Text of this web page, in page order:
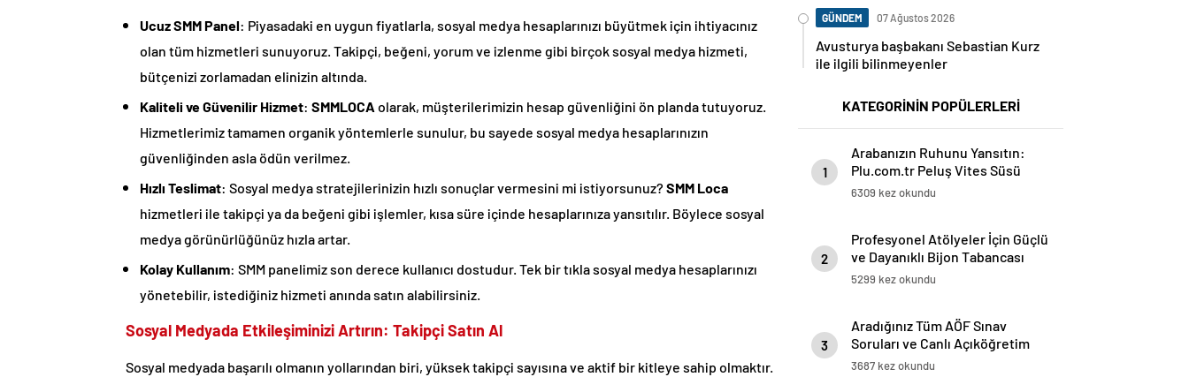
Ucuz SMM Panel: Piyasadaki en uygun fiyatlarla, sosyal medya hesaplarınızı büyütmek için ihtiyacınız
olan tüm hizmetleri sunuyoruz. Takipçi, beğeni, yorum ve izlenme gibi birçok sosyal medya hizmeti,
bütçenizi zorlamadan elinizin altında.
Kaliteli ve Güvenilir Hizmet: SMMLOCA olarak, müşterilerimizin hesap güvenliğini ön planda tutuyoruz.
Hizmetlerimiz tamamen organik yöntemlerle sunulur, bu sayede sosyal medya hesaplarınızın
güvenliğinden asla ödün verilmez.
Hızlı Teslimat: Sosyal medya stratejilerinizin hızlı sonuçlar vermesini mi istiyorsunuz? SMM Loca
hizmetleri ile takipçi ya da beğeni gibi işlemler, kısa süre içinde hesaplarınıza yansıtılır. Böylece sosyal
medya görünürlüğünüz hızla artar.
Kolay Kullanım: SMM panelimiz son derece kullanıcı dostudur. Tek bir tıkla sosyal medya hesaplarınızı
yönetebilir, istediğiniz hizmeti anında satın alabilirsiniz.
Sosyal Medyada Etkileşiminizi Artırın: Takipçi Satın Al
Sosyal medyada başarılı olmanın yollarından biri, yüksek takipçi sayısına ve aktif bir kitleye sahip olmaktır.
GÜNDEM 07 Ağustos 2026
Avusturya başbakanı Sebastian Kurz
ile ilgili bilinmeyenler
KATEGORİNİN POPÜLERLERİ
1
Arabanızın Ruhunu Yansıtın:
Plu.com.tr Peluş Vites Süsü
Modelleri
6309 kez okundu
2
Profesyonel Atölyeler İçin Güçlü
ve Dayanıklı Bijon Tabancası
Çözümleri
5299 kez okundu
3
Aradığınız Tüm AÖF Sınav
Soruları ve Canlı Açıköğretim
Forumu Burada
3687 kez okundu